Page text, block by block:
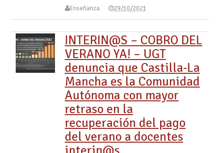
Enseñanza 29/10/2021
INTERIN@S – COBRO DEL
VERANO YA! – UGT
denuncia que Castilla-La
Mancha es la Comunidad
Autónoma con mayor
retraso en la
recuperación del pago
del verano a docentes